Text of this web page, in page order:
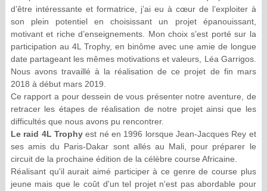
d’être intéressante et formatrice, j’ai eu à cœur de l’exploiter à
son plein potentiel en choisissant un projet épanouissant,
motivant et riche d’enseignements. Mon choix s’est porté sur la
participation au 4L Trophy, en binôme avec une amie de longue
date partageant les mêmes motivations et valeurs, Léa Garrigos.
Nous avons travaillé à la réalisation de ce projet de fin mars
2018 à début mars 2019.
Ce rapport a pour dessein de vous présenter notre aventure, de
retracer les étapes de réalisation de notre projet ainsi que les
difficultés que nous avons pu rencontrer.
Le raid 4L Trophyest né en 1996 lorsque Jean-Jacques Rey et
ses amis du Paris-Dakar sont allés au Mali, pour préparer le
circuit de la prochaine édition de la célèbre course Africaine.
Réalisant qu'il aurait aimé participer à ce genre de course plus
jeune mais que le coût d'un tel projet n'est pas abordable pour